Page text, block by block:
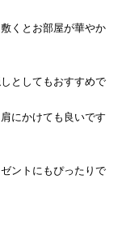
くとお部屋が華やか
としてもおすすめで
にかけても良いです
ントにもぴったりで